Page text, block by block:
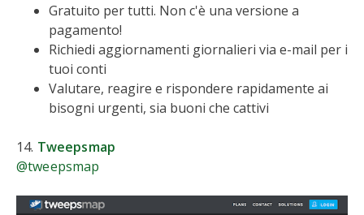
Gratuito per tutti. Non c'è una versione a
pagamento!
Richiedi aggiornamenti giornalieri via e-mail per i
tuoi conti
Valutare, reagire e rispondere rapidamente ai
bisogni urgenti, sia buoni che cattivi
14. Tweepsmap
@tweepsmap